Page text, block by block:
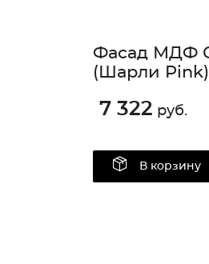
Фасад МДФ
(Шарли Pink)
7 322 руб.
В корзину